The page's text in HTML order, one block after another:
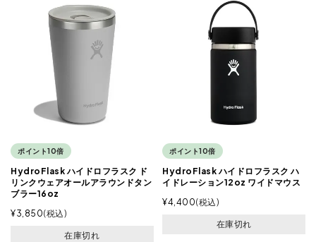
ポイント10倍
HydroFlask ハイドロフラスク ド
リンクウェアオールアラウンドタン
ブラー16oz
¥3,850 税込
在庫切れ
ポイント10倍
HydroFlask ハイドロフラスク ハ
イドレーション12oz ワイドマウス
¥4,400 税込
在庫切れ